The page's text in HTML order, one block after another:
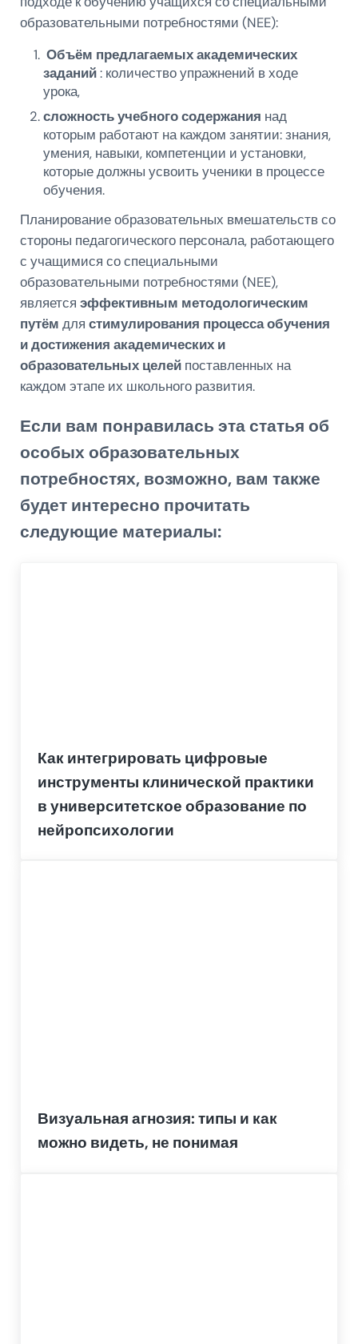
образовательными потребностями (NEE):
Объём предлагаемых академических
заданий: количество упражнений в ходе
урока,
сложность учебного содержания над
которым работают на каждом занятии: знания,
умения, навыки, компетенции и установки,
которые должны усвоить ученики в процессе
обучения.
Планирование образовательных вмешательств со
стороны педагогического персонала, работающего
с учащимися со специальными
образовательными потребностями (NEE),
является эффективным методологическим
путём для стимулирования процесса обучения
и достижения академических и
образовательных целейпоставленных на
каждом этапе их школьного развития.
Если вам понравилась эта статья об
особых образовательных
потребностях, возможно, вам также
будет интересно прочитать
следующие материалы:
Как интегрировать цифровые
инструменты клинической практики
в университетское образование по
нейропсихологии
Визуальная агнозия: типы и как
можно видеть, не понимая